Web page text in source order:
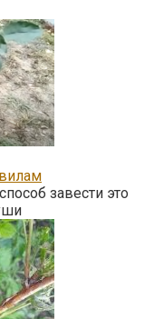
завести это